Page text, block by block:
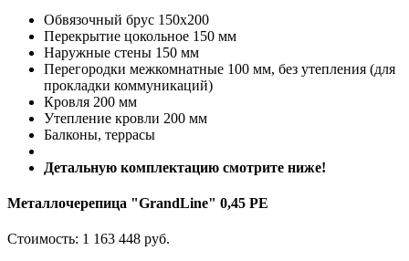
Обвязочный брус 150х200
Перекрытие цокольное 150 мм
Наружные стены 150 мм
Перегородки межкомнатные 100 мм, без утепления (для
прокладки коммуникаций)
Кровля 200 мм
Утепление кровли 200 мм
Балконы, террасы
Детальную комплектацию смотрите ниже!
Металлочерепица "GrandLine" 0,45 PE
Стоимость: 1 163 448 руб.